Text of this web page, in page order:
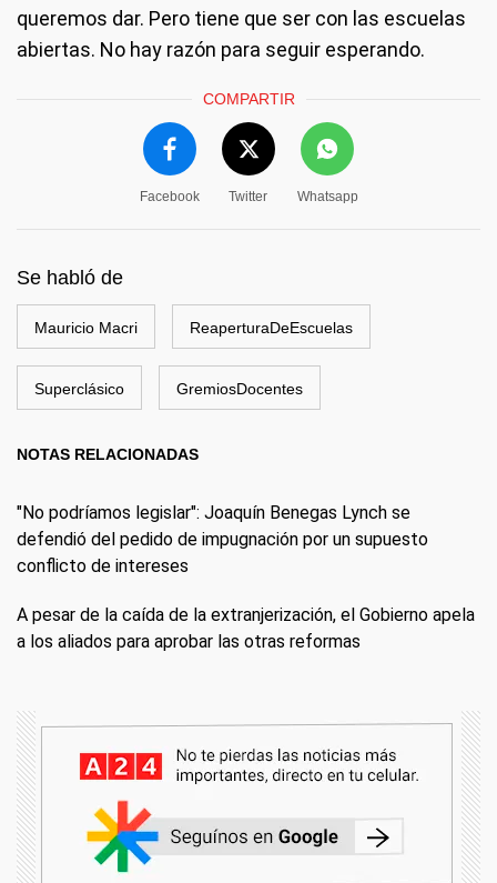
queremos dar. Pero tiene que ser con las escuelas
abiertas. No hay razón para seguir esperando.
COMPARTIR
Facebook Twitter Whatsapp
Se habló de
Mauricio Macri ReaperturaDeEscuelas
Superclásico GremiosDocentes
NOTAS RELACIONADAS
"No podríamos legislar": Joaquín Benegas Lynch se
defendió del pedido de impugnación por un supuesto
conflicto de intereses
A pesar de la caída de la extranjerización, el Gobierno apela
a los aliados para aprobar las otras reformas